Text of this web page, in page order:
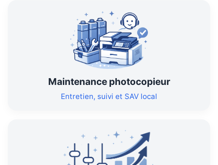
Maintenance photocopieur
Entretien, suivi et SAV local